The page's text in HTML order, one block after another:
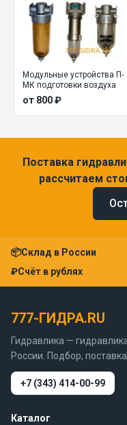
Модульные устройства П-
МК подготовки воздуха
от 800 ₽
Поставка
рассчитаем
📦Склад в России
₽Счёт в рублях
777-ГИДРА.RU
Гидравлика —
России. Подбор,
+7 (343) 414-00-99
Каталог